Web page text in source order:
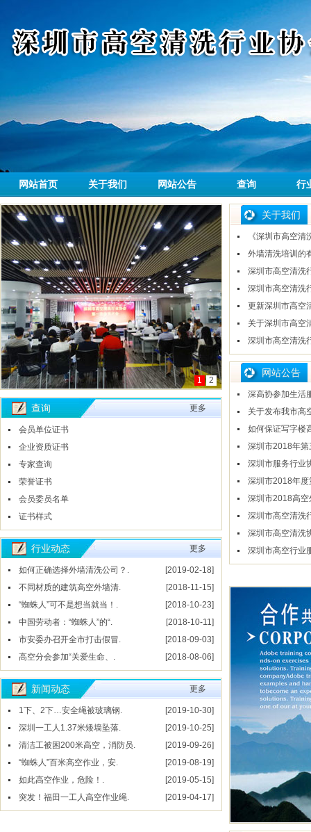
网站首页 关于我们 网站公告 查询 行
1 2
查询 更多
会员单位证书
企业资质证书
专家查询
荣誉证书
会员委员名单
证书样式
行业动态 更多
如何正确选择外墙清洗公司？.
[2019-02-18]
不同材质的建筑高空外墙清.
[2018-11-15]
“蜘蛛人”可不是想当就当！.
[2018-10-23]
中国劳动者：“蜘蛛人”的“.
[2018-10-11]
市安委办召开全市打击假冒.
[2018-09-03]
高空分会参加“关爱生命、.
[2018-08-06]
新闻动态 更多
1下、2下…安全绳被玻璃钢.
[2019-10-30]
深圳一工人1.37米矮墙坠落.
[2019-10-25]
清洁工被困200米高空，消防员.
[2019-09-26]
“蜘蛛人”百米高空作业，安.
[2019-08-19]
如此高空作业，危险！.
[2019-05-15]
突发！福田一工人高空作业绳.
[2019-04-17]
关于我们
《深圳市高空
外墙清洗培训的
深圳市高空清洗
深圳市高空清洗
更新深圳市高空
关于深圳市高空
深圳市高空清洗
网站公告
深高协参加生活
关于发布我市高
如何保证写字楼
深圳市2018年
深圳市服务行业
导
深圳市2018年
深圳市2018高
深圳市高空清洗
会联合党委成立
深圳市高空清洗
深圳市高空行业